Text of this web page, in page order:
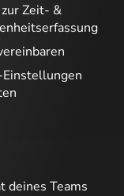
Zeit- &
Einstellungen
deines Teams